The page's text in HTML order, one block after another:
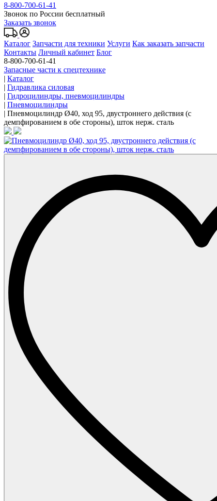
8-800-700-61-41
Звонок по России бесплатный
Заказать звонок
Каталог Запчасти для техники Услуги Как заказать запчасти
Контакты Личный кабинет Блог
8-800-700-61-41
Запасные части к спецтехнике
| Каталог
| Гидравлика силовая
| Гидроцилиндры, пневмоцилиндры
| Пневмоцилиндры
| Пневмоцилиндр Ø40, ход 95, двустроннего действия (с
демпфированием в обе стороны), шток нерж. сталь